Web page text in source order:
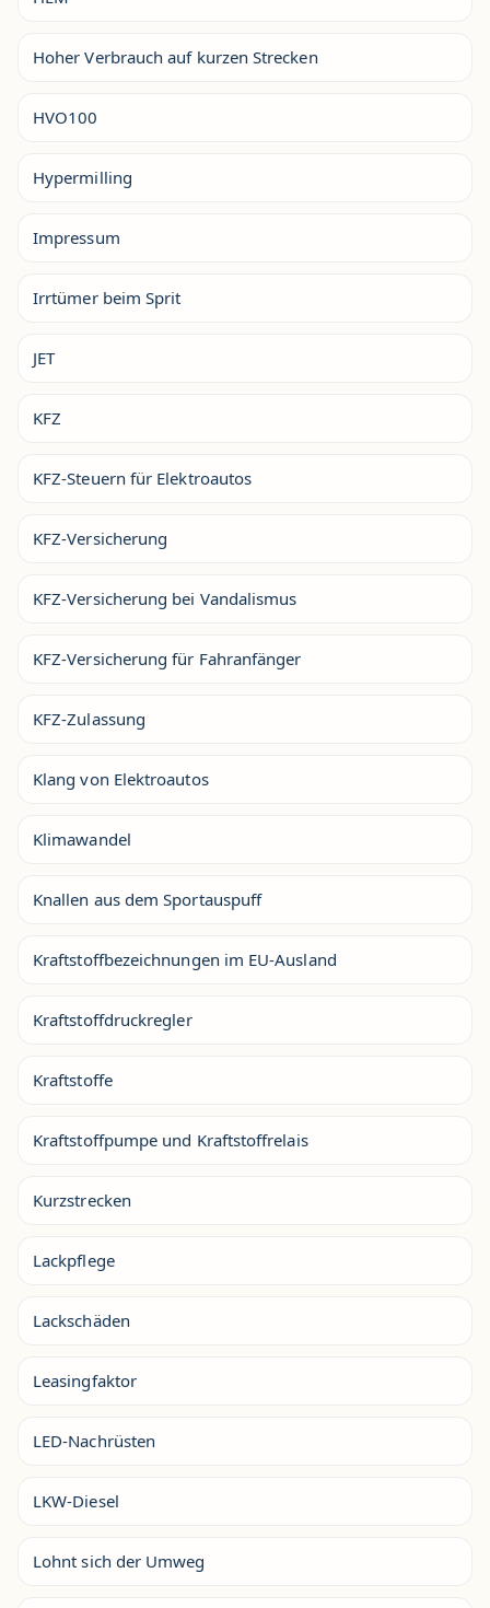
Hoher Verbrauch auf kurzen Strecken
HVO100
Hypermilling
Impressum
Irrtümer beim Sprit
JET
KFZ
KFZ-Steuern für Elektroautos
KFZ-Versicherung
KFZ-Versicherung bei Vandalismus
KFZ-Versicherung für Fahranfänger
KFZ-Zulassung
Klang von Elektroautos
Klimawandel
Knallen aus dem Sportauspuff
Kraftstoffbezeichnungen im EU-Ausland
Kraftstoffdruckregler
Kraftstoffe
Kraftstoffpumpe und Kraftstoffrelais
Kurzstrecken
Lackpflege
Lackschäden
Leasingfaktor
LED-Nachrüsten
LKW-Diesel
Lohnt sich der Umweg